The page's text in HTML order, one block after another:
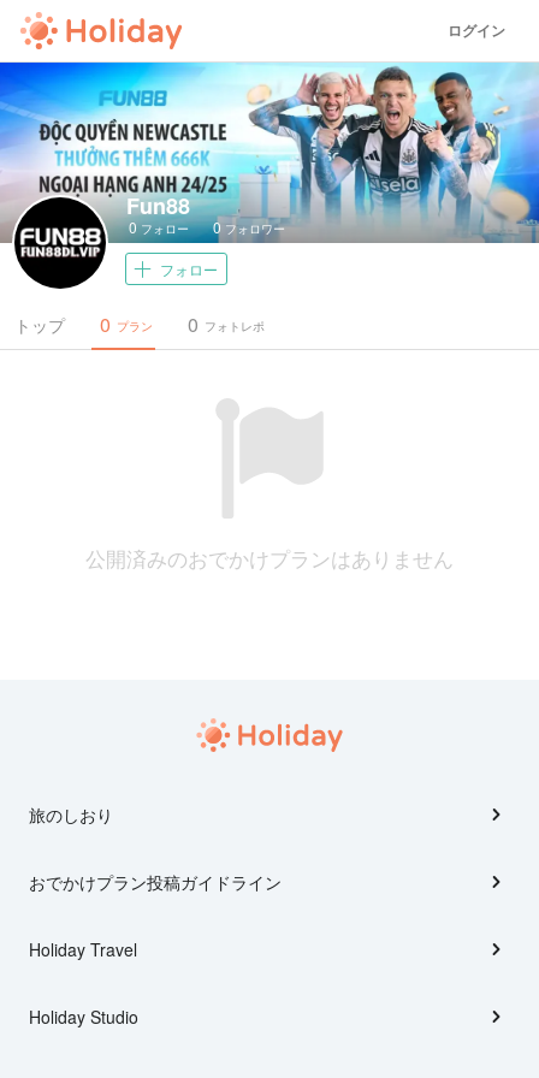
ログイン
Fun88
0フォロー 0 フォロワー
フォロー
トップ プラン
0 フォトレポ
0
公開済みのおでかけプランはありません
旅のしおり
おでかけプラン投稿ガイドライン
Holiday Travel
Holiday Studio